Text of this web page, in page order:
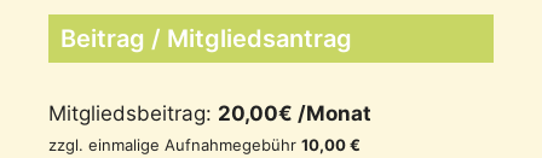
Beitrag / Mitgliedsantrag
Mitgliedsbeitrag: 20,00€ /Monat
zzgl. einmalige Aufnahmegebühr 10,00 €